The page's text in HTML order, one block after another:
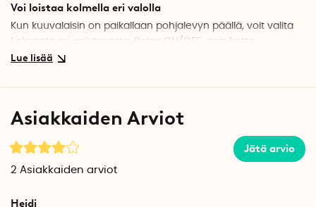
Voi loistaa kolmella eri valolla
Kun kuuvalaisin on paikallaan pohjalevyn päällä, voit valita
kolmesta eri valotasosta. Paina ON/OFF-painiketta
toistuvasti vaihtaaksesi valoa lämpimän keltaisen, lämpimän
Mukana tuleva pohjalevy on salaisuus, joka saa kuulampun
loistamaan ja leijumaan vapaasti. Pohjalevy on valmistettu
puusta ja voit valita mustan pohjalevyn, saarnista tai
pähkinäpuusta valmistetun.
Asiakkaiden Arviot
Jätä arvio
2 Asiakkaiden arviot
Heidi